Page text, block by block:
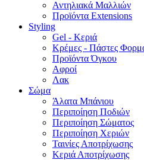
Αντηλιακά Μαλλιών
Προϊόντα Extensions
Styling
Gel - Κεριά
Κρέμες - Πάστες
Προϊόντα Όγκου
Αφροί
Λακ
Σώμα
Άλατα Μπάνιου
Περιποίηση Ποδιών
Περιποίηση Σώματος
Περιποίηση Χεριών
Ταινίες Αποτρίχωσης
Κεριά Αποτρίχωσης